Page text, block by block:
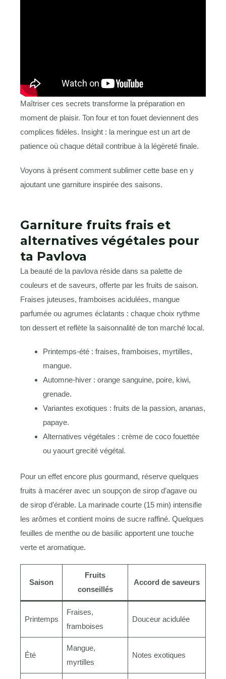
Maîtriser ces secrets transforme la préparation en
moment de plaisir. Ton four et ton fouet deviennent des
complices fidèles. Insight : la meringue est un art de
patience où chaque détail contribue à la légèreté finale.
Voyons à présent comment sublimer cette base en y
ajoutant une garniture inspirée des saisons.
Garniture fruits frais et
alternatives végétales pour
ta Pavlova
La beauté de la pavlova réside dans sa palette de
couleurs et de saveurs, offerte par les fruits de saison.
Fraises juteuses, framboises acidulées, mangue
parfumée ou agrumes éclatants : chaque choix rythme
ton dessert et reflète la saisonnalité de ton marché local.
Printemps-été : fraises, framboises, myrtilles,
mangue.
Automne-hiver : orange sanguine, poire, kiwi,
grenade.
Variantes exotiques : fruits de la passion, ananas,
papaye.
Alternatives végétales : crème de coco fouettée
ou yaourt grecité végétal.
Pour un effet encore plus gourmand, réserve quelques
fruits à macérer avec un soupçon de sirop d’agave ou
de sirop d’érable. La marinade courte (15 min) intensifie
les arômes et contient moins de sucre raffiné. Quelques
feuilles de menthe ou de basilic apportent une touche
verte et aromatique.
Saison
Fruits
conseillés
Accord de saveurs
Printemps
Fraises,
framboises
Douceur acidulée
Été
Mangue,
myrtilles
Notes exotiques